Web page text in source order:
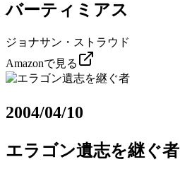
バーティミアス
ジョナサン・ストラウド
Amazonで見る
2004/04/10
エラゴン遺志を継ぐ者